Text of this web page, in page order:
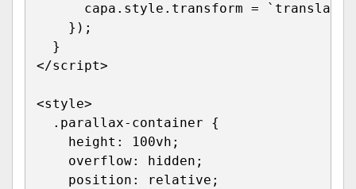
      capa
. style . transform = `
} ) ;
}
</script>
<style>
.parallax-container
{
height : 100vh ;
overflow: hidden ;
position : relative ;